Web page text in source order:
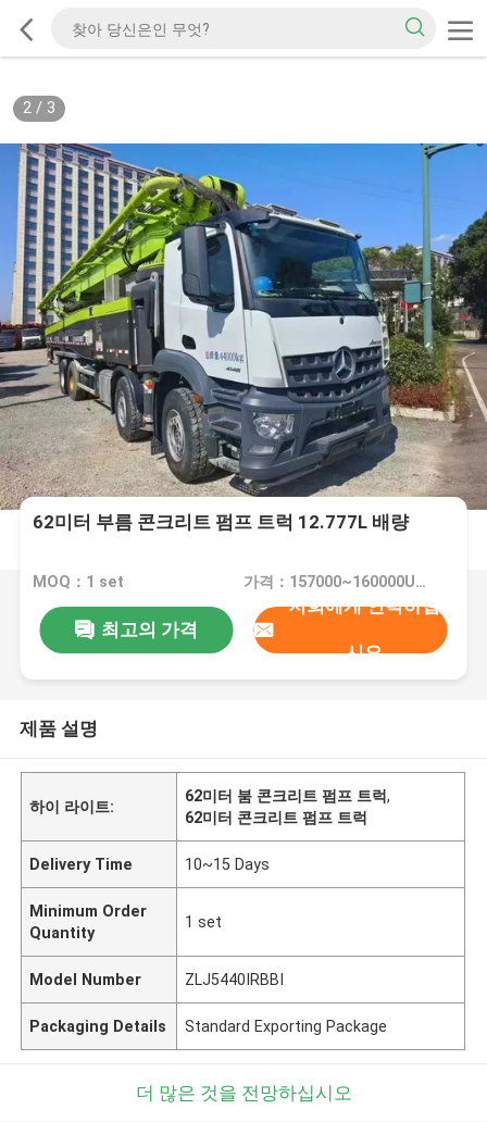
2/ 3
62미터 부름 콘크리트 펌프 트럭 12.777L 배량
MOQ：1 set 가격：157000~160000USD
최고의 가격
저희에게 연락하십
시오
제품 설명
하이 라이트:
62미터 붐 콘크리트 펌프 트럭,
62미터 콘크리트 펌프 트럭
Delivery Time 10~15 Days
Minimum Order
Quantity
1 set
Model Number ZLJ5440IRBBI
Packaging Details Standard Exporting Package
더 많은 것을 전망하십시오